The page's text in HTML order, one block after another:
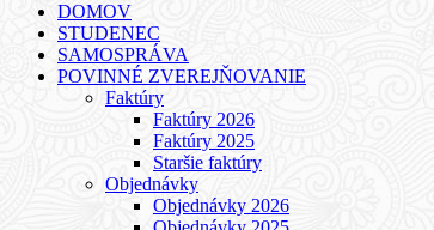
DOMOV
STUDENEC
SAMOSPRÁVA
POVINNÉ ZVEREJŇOVANIE
Faktúry
Faktúry 2026
Faktúry 2025
Staršie faktúry
Objednávky
Objednávky 2026